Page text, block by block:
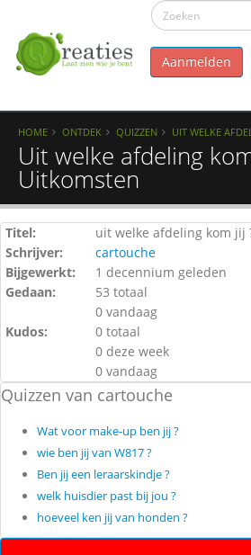
Aanmelden
HOME ONTDEK QUIZZEN UIT WELKE
Uit welke afdeling
Uitkomsten
Titel:
uit welke afdeling kom jij
Schrijver:
cartouche
Bijgewerkt:
1 decennium geleden
Gedaan:
53 totaal
0 vandaag
Kudos:
0 totaal
0 deze week
0 vandaag
Quizzen van cartouche
Wat voor make-up ben jij ?
wie ben jij van W817 ?
Ben jij een leraarskindje ?
welk huisdier past bij jou ?
hoeveel ken jij van honden ?